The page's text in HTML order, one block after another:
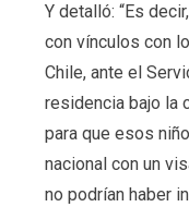
Y detalló: “Es
con vínculos con
Chile, ante el
residencia bajo la
para que esos
nacional con un
no podrían haber